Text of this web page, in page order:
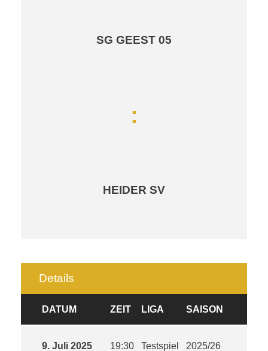
SG GEEST 05
:
HEIDER SV
Details
DATUM ZEIT LIGA SAISON
9. Juli 2025 19:30 Testspiel 2025/26